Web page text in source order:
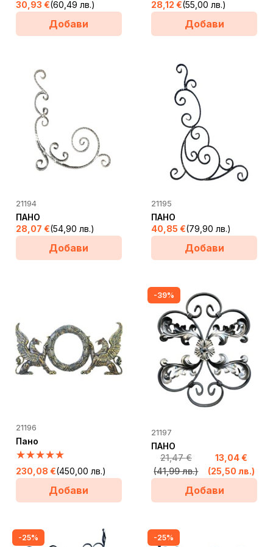
30,93 €(60,49 лв.)
Добави
28,12 €(55,00 лв.)
Добави
21194
ПАНО
28,07 €(54,90 лв.)
Добави
21195
ПАНО
40,85 €(79,90 лв.)
Добави
21196
Пано
230,08 €(450,00 лв.)
Добави
-39%
21197
ПАНО
21,47€
(41,99 лв.)
Original
was:
13,04€
(25,50 лв.)
Текущата
е:
Добави
-25% -25%